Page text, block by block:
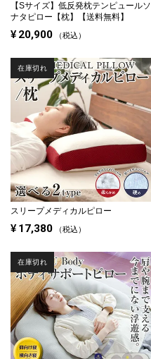
【Sサイズ】 低反発枕テンピュールソ
ナタピロー【枕】【送料無料】
¥ 20,900 税込
スリープメディカルピロー
¥ 17,380 税込
在庫切れ
在庫切れ